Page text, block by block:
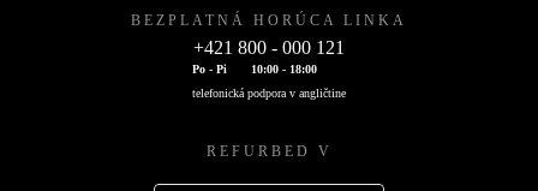
BEZPLATNÁ HORÚCA LINKA
+421 800 - 000 121
Po - Pi
10:00 - 18:00
telefonická podpora v angličtine
REFURBED V